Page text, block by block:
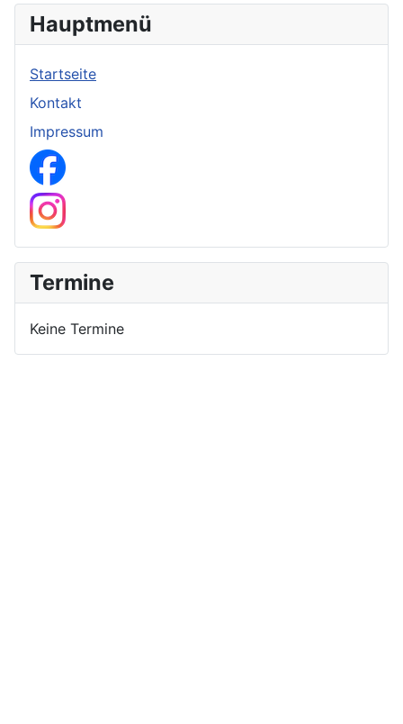
Hauptmenü
Startseite
Kontakt
Impressum
Facebook Seite
Instagram Kanal
Termine
Keine Termine